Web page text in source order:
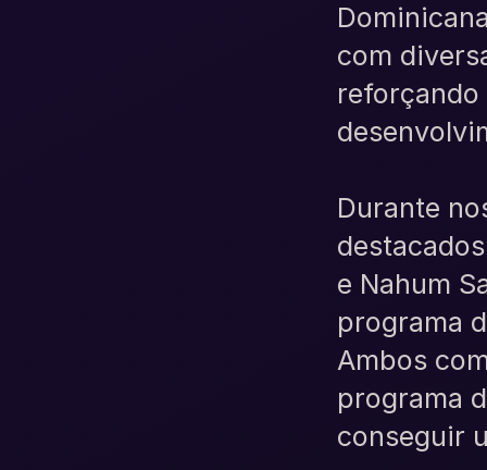
com
Durante
e Nahum
programa
Ambos
programa
conseguir